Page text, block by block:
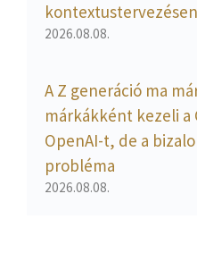
kontextustervezésen
2026.08.08.
A Z generáció ma
márkákként kezeli a
OpenAI-t, de a
probléma
2026.08.08.